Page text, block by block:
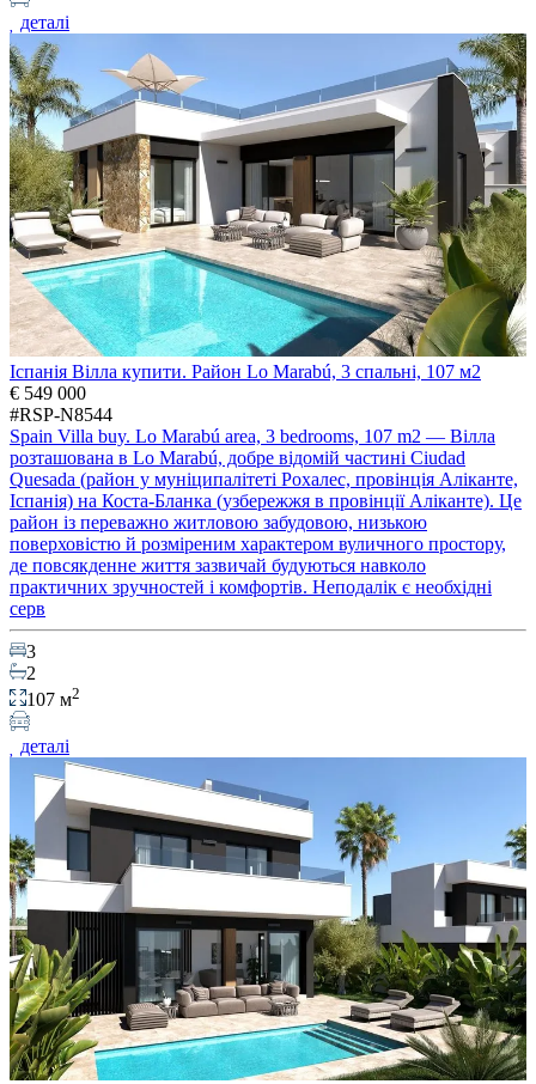
деталі
Іспанія Вілла купити. Район Lo Marabú, 3 спальні, 107 м2
€ 549 000
#RSP-N8544
Spain Villa buy. Lo Marabú area, 3 bedrooms, 107 m2 — Вілла
розташована в Lo Marabú, добре відомій частині Ciudad
Quesada (район у муніципалітеті Рохалес, провінція Аліканте,
Іспанія) на Коста-Бланка (узбережжя в провінції Аліканте). Це
район із переважно житловою забудовою, низькою
поверховістю й розміреним характером вуличного простору,
де повсякденне життя зазвичай будуються навколо
практичних зручностей і комфортів. Неподалік є необхідні
серв
3
2
107 м2
деталі